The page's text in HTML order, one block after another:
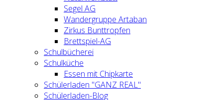
Segel AG
Wandergruppe Artaban
Zirkus Bunttropfen
Brettspiel-AG
Schulbücherei
Schulküche
Essen mit Chipkarte
Schülerladen "GANZ REAL"
Schülerladen-Blog